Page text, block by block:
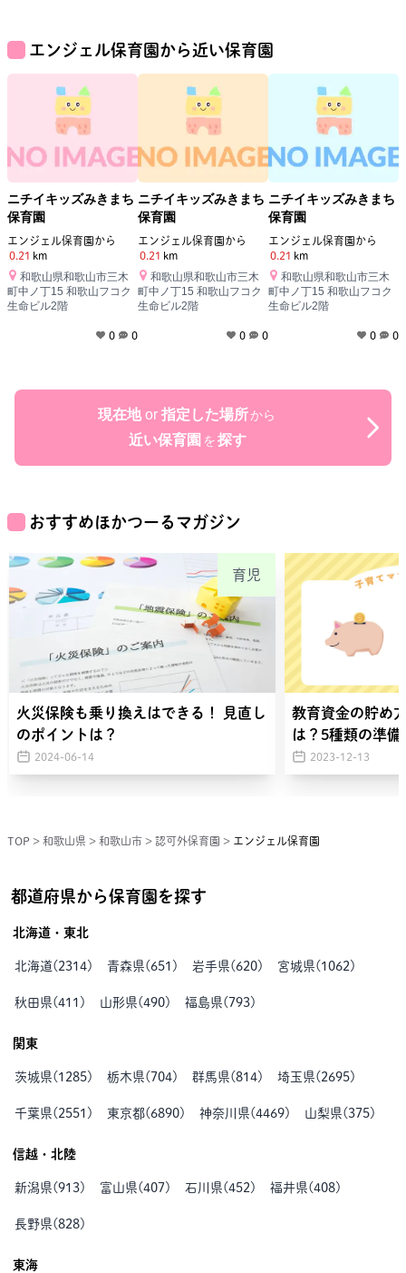
エンジェル保育園から近い保育園
ニチイキッズみきまち
保育園
エンジェル保育園から
0.21 km
和歌山県和歌山市三木
町中ノ丁15 和歌山フコク
生命ビル2階
0 0
ニチイキッズみきまち
保育園
エンジェル保育園から
0.21 km
和歌山県和歌山市三木
町中ノ丁15 和歌山フコク
生命ビル2階
0 0
ニチイキッズみきまち
保育園
エンジェル保育園から
0.21 km
和歌山県和歌山市三木
町中ノ丁15 和歌山フコク
生命ビル2階
0 0
現在地 or 指定した場所から
近い保育園 を探す
おすすめほかつーるマガジン
育児
火災保険も乗り換えはできる！ 見直し
のポイントは？
2024-06-14
教育資金の貯め
は？5種類の準
2023-12-13
TOP > 和歌山県 > 和歌山市 > 認可外保育園 > エンジェル保育園
都道府県から保育園を探す
北海道・東北
北海道( 2314) 青森県( 651 ) 岩手県( 620) 宮城県( 1062 )
秋田県(411 ) 山形県(490) 福島県( 793)
関東
茨城県( 1285) 栃木県( 704) 群馬県(814) 埼玉県( 2695)
千葉県( 2551 ) 東京都( 6890) 神奈川県(4469) 山梨県(375)
信越・北陸
新潟県(913) 富山県(407 ) 石川県(452 ) 福井県(408)
長野県(828)
東海